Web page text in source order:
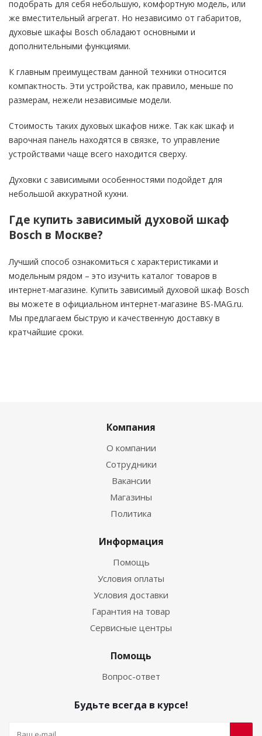
подобрать для себя небольшую, комфортную модель, или
же вместительный агрегат. Но независимо от габаритов,
духовые шкафы Bosch обладают основными и
дополнительными функциями.
К главным преимуществам данной техники относится
компактность. Эти устройства, как правило, меньше по
размерам, нежели независимые модели.
Стоимость таких духовых шкафов ниже. Так как шкаф и
варочная панель находятся в связке, то управление
устройствами чаще всего находится сверху.
Духовки с зависимыми особенностями подойдет для
небольшой аккуратной кухни.
Где купить зависимый духовой шкаф
Bosch в Москве?
Лучший способ ознакомиться с характеристиками и
модельным рядом – это изучить каталог товаров в
интернет-магазине. Купить зависимый духовой шкаф Bosch
вы можете в официальном интернет-магазине BS-MAG.ru.
Мы предлагаем быструю и качественную доставку в
кратчайшие сроки.
Компания
О компании
Сотрудники
Вакансии
Магазины
Политика
Информация
Помощь
Условия оплаты
Условия доставки
Гарантия на товар
Сервисные центры
Помощь
Вопрос-ответ
Будьте всегда в курсе!